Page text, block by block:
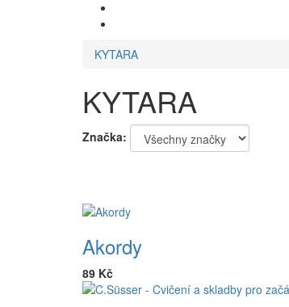
KYTARA
KYTARA
Značka:
Akordy
89 Kč